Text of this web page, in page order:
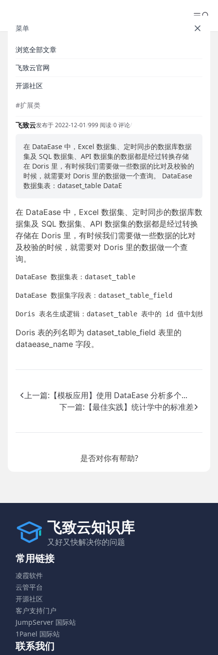
菜单
浏览全部文章
飞致云官网
开源社区
【扩展类】DataEase 数据集与
Doris 表映射关系
#扩展类
飞致云发布于 2022-12-01/999 阅读/0 评论/
在 DataEase 中，Excel 数据集、定时同步的数据库数据
集及 SQL 数据集、API 数据集的数据都是经过转换存储
在 Doris 里，有时候我们需要做一些数据的比对及校验的
时候，就需要对 Doris 里的数据做一个查询。 DataEase
数据集表：dataset_table DataE
在 DataEase 中，Excel 数据集、定时同步的数据库数
据集及 SQL 数据集、API 数据集的数据都是经过转换
存储在 Doris 里，有时候我们需要做一些数据的比对
及校验的时候，就需要对 Doris 里的数据做一个查
询。
DataEase 数据集表：dataset_table
DataEase 数据集字段表：dataset_table_field
Doris 表的列名即为 dataset_table_field 表里的
dataease_name 字段。
上一篇: 【模板应用】使用 DataEase 分析多个...
下一篇: 【最佳实践】统计学中的标准差
是否对你有帮助?
飞致云知识库
又好又快解决你的问题
常用链接
凌霞软件
云管平台
开源社区
客户支持门户
JumpServer 国际站
1Panel 国际站
联系我们